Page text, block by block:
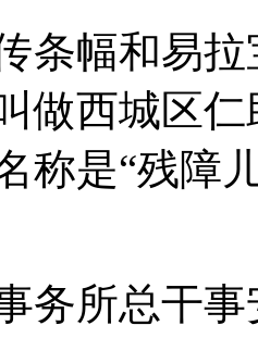
条幅和易
做西城区
称是“残障
务所总干